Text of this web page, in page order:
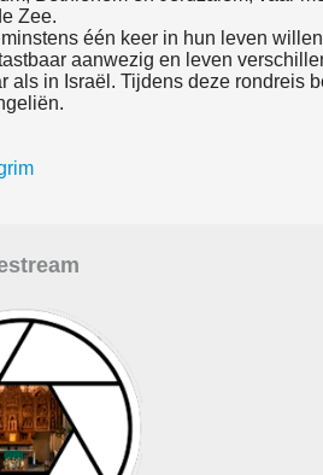
Zee.
één keer in hun leven
aanwezig en leven
als in Israël. Tijdens deze rondreis